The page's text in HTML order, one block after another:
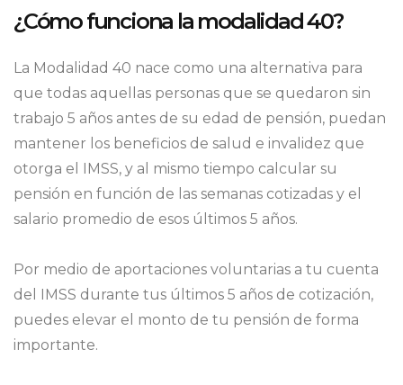
¿Cómo funciona la modalidad 40?
La Modalidad 40 nace como una alternativa para
que todas aquellas personas que se quedaron sin
trabajo 5 años antes de su edad de pensión, puedan
mantener los beneficios de salud e invalidez que
otorga el IMSS, y al mismo tiempo calcular su
pensión en función de las semanas cotizadas y el
salario promedio de esos últimos 5 años.
Por medio de aportaciones voluntarias a tu cuenta
del IMSS durante tus últimos 5 años de cotización,
puedes elevar el monto de tu pensión de forma
importante.